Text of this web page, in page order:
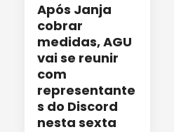
Após Janja
cobrar
medidas, AGU
vai se reunir
com
representante
s do Discord
nesta sexta